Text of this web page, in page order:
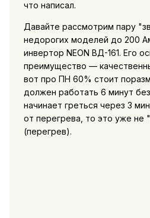
что написал.
Давайте рассмотрим пару
недорогих моделей до 200
инвертор NEON ВД-161. Его
преимущество —
вот про ПН 60% стоит
должен работать 6 минут
начинает греться через 3
от перегрева, то это уже не
(перегрев).